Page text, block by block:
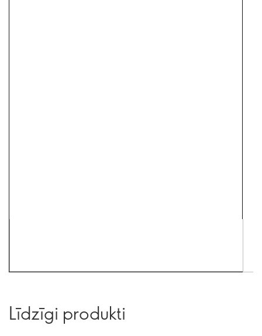
Līdzīgi produkti